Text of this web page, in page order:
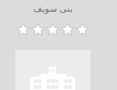
بنى سويف